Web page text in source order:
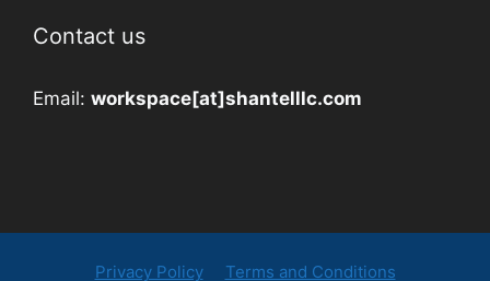
Contact us
Email: workspace[at]shantelllc.com
Privacy Policy Terms and Conditions